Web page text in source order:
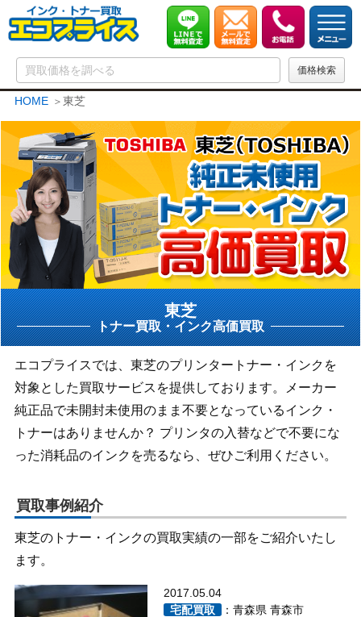
HOME 東芝
東芝
トナー買取・インク高価買取
エコプライスでは、東芝のプリンタートナー・インクを
対象とした買取サービスを提供しております。メーカー
純正品で未開封未使用のまま不要となっているインク・
トナーはありませんか？ プリンタの入替などで不要にな
った消耗品のインクを売るなら、ぜひご利用ください。
買取事例紹介
東芝のトナー・インクの買取実績の一部をご紹介いたし
ます。
2017.05.04
宅配買取
：青森県 青森市